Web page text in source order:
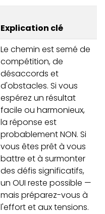
Explication clé
Le chemin est semé de
compétition, de
désaccords et
d'obstacles. Si vous
espérez un résultat
facile ou harmonieux,
la réponse est
probablement NON. Si
vous êtes prêt à vous
battre et à surmonter
des défis significatifs,
un OUI reste possible —
mais préparez-vous à
l'effort et aux tensions.